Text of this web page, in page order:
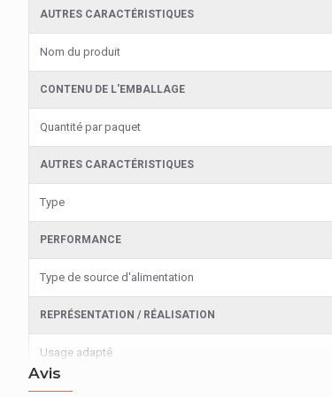
AUTRES CARACTÉRISTIQUES
Nom du produit
CONTENU DE L'EMBALLAGE
Quantité par paquet
AUTRES CARACTÉRISTIQUES
Type
PERFORMANCE
Type de source d'alimentation
REPRÉSENTATION / RÉALISATION
Usage adapté
AUTRES CARACTÉRISTIQUES
Avis